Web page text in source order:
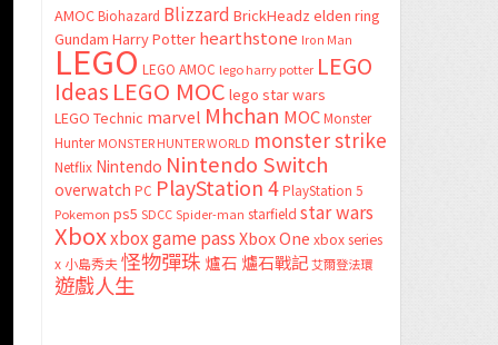
AMOC Biohazard Blizzard BrickHeadz elden ring
Gundam Harry Potter hearthstone Iron Man
LEGO LEGO AMOC lego harry potter LEGO
Ideas LEGO MOC lego star wars
LEGO Technic marvel Mhchan MOC Monster
Hunter MONSTER HUNTER WORLD monster strike
Netflix Nintendo Nintendo Switch
overwatch PC PlayStation 4 PlayStation 5
Pokemon ps5 SDCC Spider-man starfield star wars
Xboxxbox game passXbox One xbox series
x 小島秀夫怪物彈珠 爐石 爐石戰記艾爾登法環
遊戲人生